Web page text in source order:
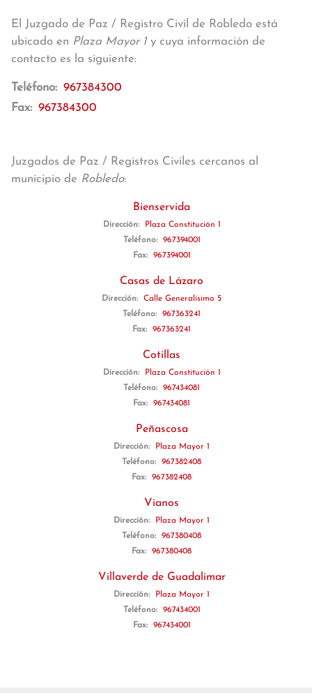
El Juzgado de Paz / Registro Civil de Robledo está
ubicado en Plaza Mayor 1y cuya información de
contacto es la siguiente:
Teléfono: 967384300
Fax: 967384300
Juzgados de Paz / Registros Civiles cercanos al
municipio de Robledo:
Bienservida
Dirección:
Plaza Constitución 1
Teléfono:
967394001
Fax:
967394001
Casas de Lázaro
Dirección:
Calle Generalísimo 5
Teléfono:
967363241
Fax:
967363241
Cotillas
Dirección:
Plaza Constitución 1
Teléfono:
967434081
Fax:
967434081
Peñascosa
Dirección:
Plaza Mayor 1
Teléfono:
967382408
Fax:
967382408
Vianos
Dirección:
Plaza Mayor 1
Teléfono:
967380408
Fax:
967380408
Villaverde de Guadalimar
Dirección:
Plaza Mayor 1
Teléfono:
967434001
Fax:
967434001